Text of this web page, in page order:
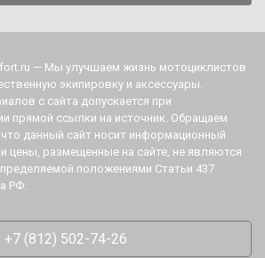
— Мы улучшаем жизнь мотоциклистов
экипировку и аксессуары.
с сайта допускается при
прямой ссылки на источник. Обращаем
данный сайт носит информационный
цены, размещенные на сайте, не являются
положениями Статьи 437
РФ.
+7 (812) 502-74-26